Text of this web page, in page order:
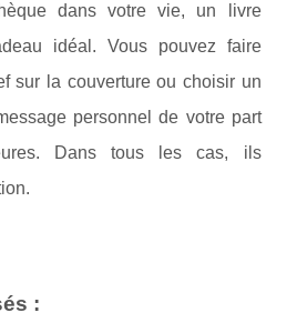
dans votre vie, un livre
idéal. Vous pouvez faire
sur la couverture ou choisir un
personnel de votre part
Dans tous les cas, ils
: